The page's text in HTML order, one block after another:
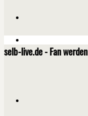
selb-live.de - Fan werden